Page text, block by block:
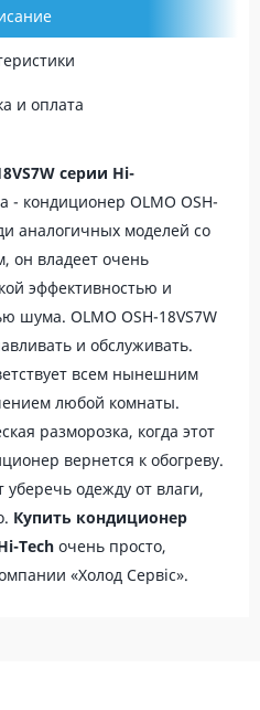
и оплата
серии Hi-
- кондиционер OLMO OSH-
аналогичных моделей со
он владеет очень
эффективностью и
шума. OLMO OSH-18VS7W
и обслуживать.
всем нынешним
любой комнаты.
разморозка, когда этот
вернется к обогреву.
одежду от влаги,
Купить кондиционер
Tech очень просто,
«Холод Сервіс».